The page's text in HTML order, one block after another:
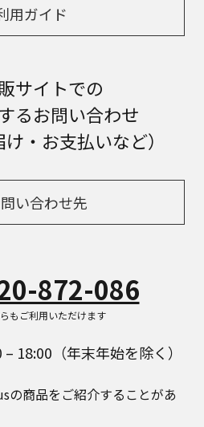
用ガイド
サイトでの
るお問い合わせ
け・お支払いなど）
い合わせ先
872-086
もご利用いただけます
18:00（年末年始を除く）
の商品をご紹介することがあ